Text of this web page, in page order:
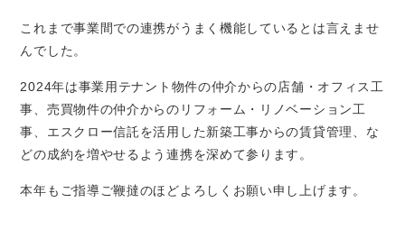
これまで事業間での連携がうまく機能しているとは言えませ
んでした。
2024年は事業用テナント物件の仲介からの店舗・オフィス工
事、売買物件の仲介からのリフォーム・リノベーション工
事、エスクロー信託を活用した新築工事からの賃貸管理、な
どの成約を増やせるよう連携を深めて参ります。
本年もご指導ご鞭撻のほどよろしくお願い申し上げます。